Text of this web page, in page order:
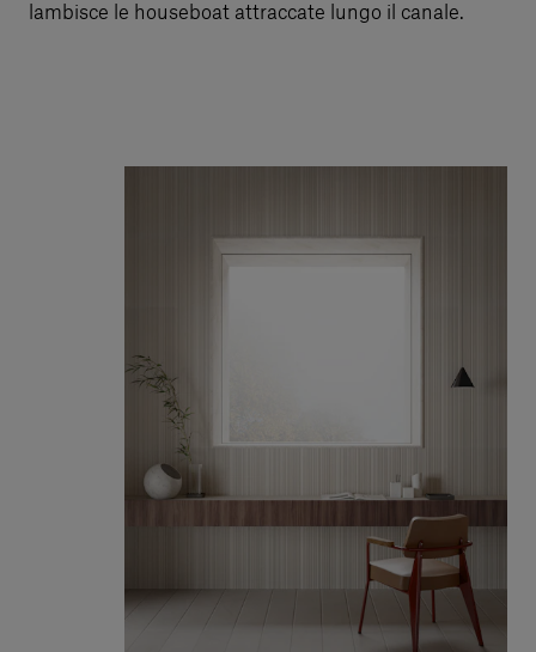
lambisce le houseboat attraccate lungo il canale.